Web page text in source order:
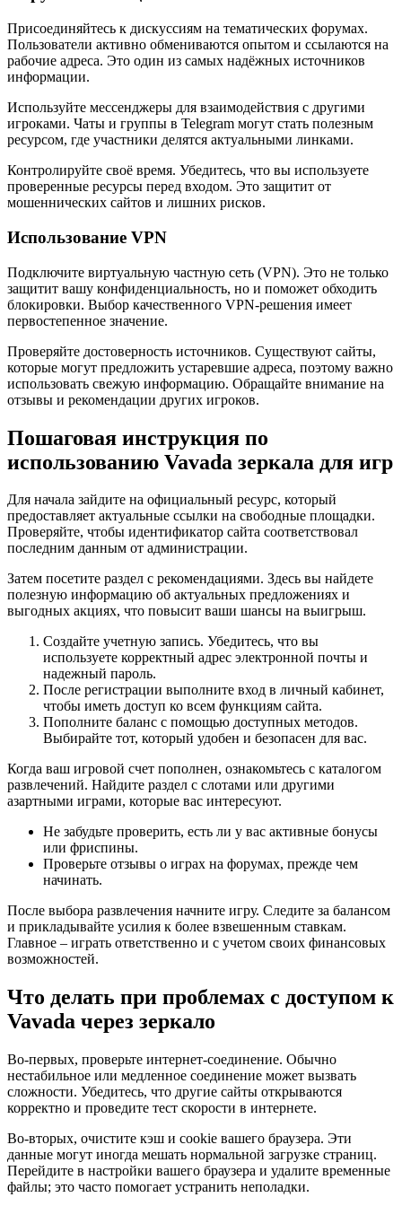
Присоединяйтесь к дискуссиям на тематических форумах.
Пользователи активно обмениваются опытом и ссылаются на
рабочие адреса. Это один из самых надёжных источников
информации.
Используйте мессенджеры для взаимодействия с другими
игроками. Чаты и группы в Telegram могут стать полезным
ресурсом, где участники делятся актуальными линками.
Контролируйте своё время. Убедитесь, что вы используете
проверенные ресурсы перед входом. Это защитит от
мошеннических сайтов и лишних рисков.
Использование VPN
Подключите виртуальную частную сеть (VPN). Это не только
защитит вашу конфиденциальность, но и поможет обходить
блокировки. Выбор качественного VPN-решения имеет
первостепенное значение.
Проверяйте достоверность источников. Существуют сайты,
которые могут предложить устаревшие адреса, поэтому важно
использовать свежую информацию. Обращайте внимание на
отзывы и рекомендации других игроков.
Пошаговая инструкция по
использованию Vavada зеркала для игр
Для начала зайдите на официальный ресурс, который
предоставляет актуальные ссылки на свободные площадки.
Проверяйте, чтобы идентификатор сайта соответствовал
последним данным от администрации.
Затем посетите раздел с рекомендациями. Здесь вы найдете
полезную информацию об актуальных предложениях и
выгодных акциях, что повысит ваши шансы на выигрыш.
Создайте учетную запись. Убедитесь, что вы
используете корректный адрес электронной почты и
надежный пароль.
После регистрации выполните вход в личный кабинет,
чтобы иметь доступ ко всем функциям сайта.
Пополните баланс с помощью доступных методов.
Выбирайте тот, который удобен и безопасен для вас.
Когда ваш игровой счет пополнен, ознакомьтесь с каталогом
развлечений. Найдите раздел с слотами или другими
азартными играми, которые вас интересуют.
Не забудьте проверить, есть ли у вас активные бонусы
или фриспины.
Проверьте отзывы о играх на форумах, прежде чем
начинать.
После выбора развлечения начните игру. Следите за балансом
и прикладывайте усилия к более взвешенным ставкам.
Главное – играть ответственно и с учетом своих финансовых
возможностей.
Что делать при проблемах с доступом к
Vavada через зеркало
Во-первых, проверьте интернет-соединение. Обычно
нестабильное или медленное соединение может вызвать
сложности. Убедитесь, что другие сайты открываются
корректно и проведите тест скорости в интернете.
Во-вторых, очистите кэш и cookie вашего браузера. Эти
данные могут иногда мешать нормальной загрузке страниц.
Перейдите в настройки вашего браузера и удалите временные
файлы; это часто помогает устранить неполадки.